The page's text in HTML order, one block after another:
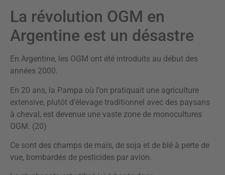
La révolution OGM en
Argentine est un désastre
En Argentine, les OGM ont été introduits au début des
années 2000.
En 20 ans, la Pampa où l’on pratiquait une agriculture
extensive, plutôt d’élevage traditionnel avec des paysans
à cheval, est devenue une vaste zone de monocultures
OGM. (20)
Ce sont des champs de maïs, de soja et de blé à perte de
vue, bombardés de pesticides par avion.